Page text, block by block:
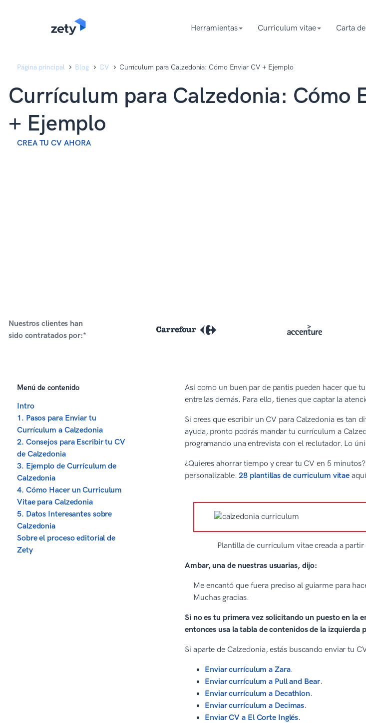
Herramientas Curriculum vitae Carta
Página principal Blog CV Currículum para Calzedonia: Cómo Enviar CV + Ejemplo
Currículum para Calzedonia: Cómo
+ Ejemplo
CREA TU CV AHORA
Nuestros clientes han
sido contratados por:*
Menú de contenido
Intro
1. Pasos para Enviar tu
Currículum a Calzedonia
2. Consejos para Escribir tu CV
de Calzedonia
3. Ejemplo de Currículum de
Calzedonia
4. Cómo Hacer un Curriculum
Vitae para Calzedonia
5. Datos Interesantes sobre
Calzedonia
Sobre el proceso editorial de
Zety
Así como un buen par de pantis pueden hacer que
entre las demás. Para ello, tienes que captar la
Si crees que escribir un CV para Calzedonia es tan
ayuda, pronto podrás mandar tu currículum a
programando una entrevista con el reclutador. Lo
¿Quieres ahorrar tiempo y crear tu CV en 5
personalizable.28 plantillas de curriculum vitae
Plantilla de curriculum vitae creada a
Ambar, una de nuestras usuarias, dijo:
Me encantó que fuera preciso al guiarme para
Muchas gracias.
Si no es tu primera vez solicitando un puesto en la
entonces usa la tabla de contenidos de la izquierda
Si aparte de Calzedonia, estás buscando enviar tu
Enviar currículum a Zara.
Enviar currículum a Pull and Bear.
Enviar currículum a Decathlon.
Enviar currículum a Decimas.
Enviar CV a El Corte Inglés.